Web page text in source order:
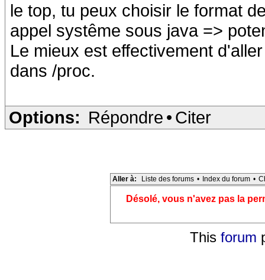
le top, tu peux choisir le format
appel systême sous java =>
Le mieux est effectivement
dans /proc.
Options: Répondre • Citer
Aller à: Liste des forums • Index du forum •
Désolé, vous n'avez pas la
This forum